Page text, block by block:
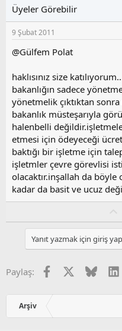
Üyeler Görebilir
9 Şubat 2011
@Gülfem Polat
haklısınız size
bakanlığın sadece
yönetmelik çıktıktan
bakanlık müsteşarıyla
halenbelli
etmesi için ödeyeceği
baktığı bir işletme için
işletmler çevre görevlisi
olacaktır.inşallah da böyle
kadar da basit ve ucuz
l
Yanıt yazmak için giriş
Paylaş: Facebook Bluesky
Arşiv